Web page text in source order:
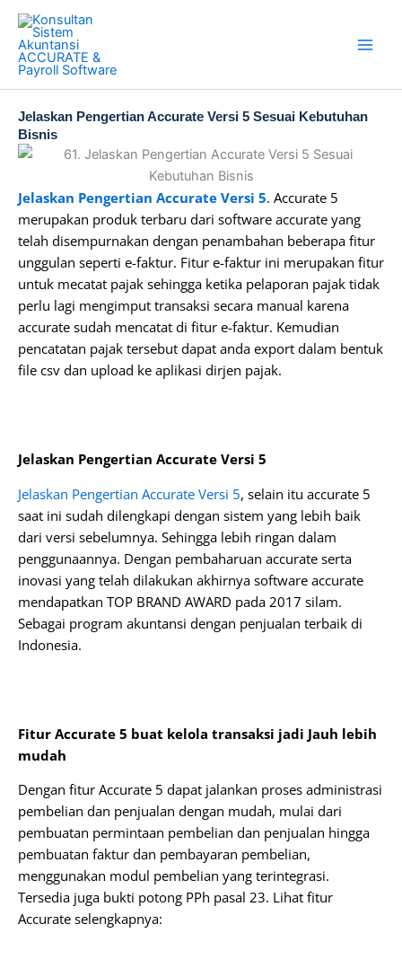
Skip
content
Jelaskan Pengertian Accurate Versi 5 Sesuai Kebutuhan
Bisnis
Jelaskan Pengertian Accurate Versi 5. Accurate 5
merupakan produk terbaru dari software accurate yang
telah disempurnakan dengan penambahan beberapa fitur
unggulan seperti e-faktur. Fitur e-faktur ini merupakan fitur
untuk mecatat pajak sehingga ketika pelaporan pajak tidak
perlu lagi mengimput transaksi secara manual karena
accurate sudah mencatat di fitur e-faktur. Kemudian
pencatatan pajak tersebut dapat anda export dalam bentuk
file csv dan upload ke aplikasi dirjen pajak.
Jelaskan Pengertian Accurate Versi 5
Jelaskan Pengertian Accurate Versi 5, selain itu accurate 5
saat ini sudah dilengkapi dengan sistem yang lebih baik
dari versi sebelumnya. Sehingga lebih ringan dalam
penggunaannya. Dengan pembaharuan accurate serta
inovasi yang telah dilakukan akhirnya software accurate
mendapatkan TOP BRAND AWARD pada 2017 silam.
Sebagai program akuntansi dengan penjualan terbaik di
Indonesia.
Fitur Accurate 5 buat kelola transaksi jadi Jauh lebih
mudah
Dengan fitur Accurate 5 dapat jalankan proses administrasi
pembelian dan penjualan dengan mudah, mulai dari
pembuatan permintaan pembelian dan penjualan hingga
pembuatan faktur dan pembayaran pembelian,
menggunakan modul pembelian yang terintegrasi.
Tersedia juga bukti potong PPh pasal 23. Lihat fitur
Accurate selengkapnya: